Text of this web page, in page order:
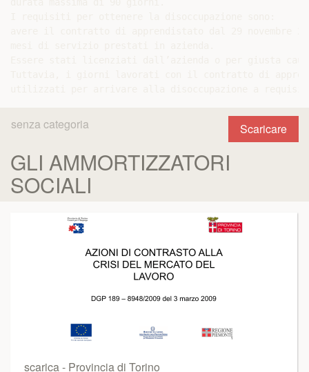
Scaricare
senza categoria
GLI AMMORTIZZATORI
SOCIALI
scarica - Provincia di Torino